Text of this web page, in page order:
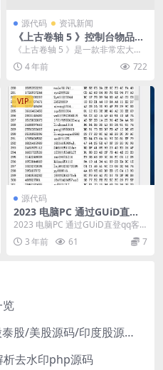
源代码 资讯新闻
《上古卷轴 5 》控制台物品获
得代码2—灵魂石、箭矢、配
料、食物
《上古卷轴 5 》是一款非常宏大的
史诗制开放游戏，想必有很多小伙
伴都进游戏体验过...
4 年前 722
VIP
源代码
2023 电脑PC 通过GUiD直登q
q客户端
2023 电脑PC 通过GUiD直登qq客
户端
3 年前 61 7
览
海外股票交易源码/港股泰股/美股源码/印度股源码/马拉西亚股票源码/国际股票配资
析去水印php源码